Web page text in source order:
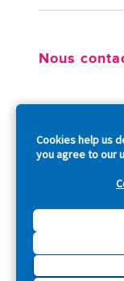
Cookies help us
you agree to our
Nous
Copyright ©
Drupal is a